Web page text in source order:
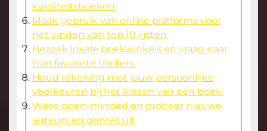
kwaliteitsboeken.
Maak gebruik van online platforms voor
het vinden van top 10 lijsten.
Bezoek lokale boekwinkels en vraag naar
hun favoriete thrillers.
Houd rekening met jouw persoonlijke
voorkeuren bij het kiezen van een boek.
Wees open-minded en probeer nieuwe
auteurs en genres uit.